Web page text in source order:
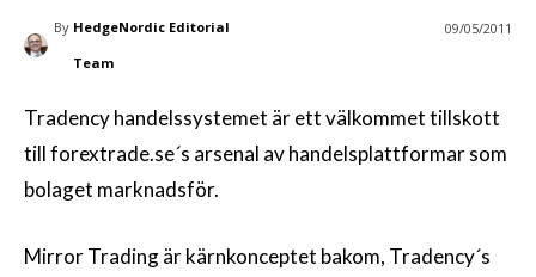
By HedgeNordic Editorial
Team
09/05/2011
Tradency handelssystemet är ett välkommet tillskott
till forextrade.se´s arsenal av handelsplattformar som
bolaget marknadsför.
Mirror Trading är kärnkonceptet bakom, Tradency´s